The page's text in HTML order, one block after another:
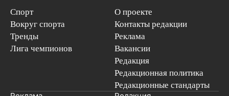
Спорт
Вокруг спорта
Тренды
Лига чемпионов
О проекте
Контакты редакции
Реклама
Вакансии
Редакция
Редакционная политика
Редакционные стандарты